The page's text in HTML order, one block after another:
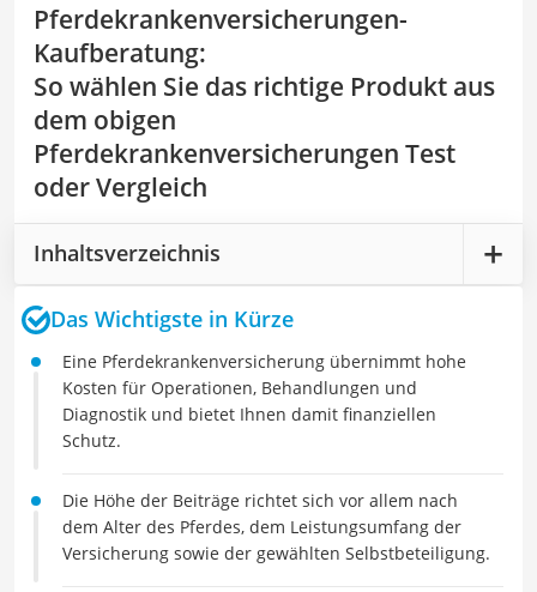
Pferdekrankenversicherungen-
Kaufberatung:
So wählen Sie das richtige Produkt aus
dem obigen
Pferdekrankenversicherungen Test
oder Vergleich
Inhaltsverzeichnis
Das Wichtigste in Kürze
Eine Pferdekrankenversicherung übernimmt hohe
Kosten für Operationen, Behandlungen und
Diagnostik und bietet Ihnen damit finanziellen
Schutz.
Die Höhe der Beiträge richtet sich vor allem nach
dem Alter des Pferdes, dem Leistungsumfang der
Versicherung sowie der gewählten Selbstbeteiligung.